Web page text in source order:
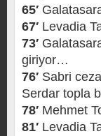
65′
67′ Levadia
73′
giriyor…
76′ Sabri
Serdar topla
78′ Mehmet
81′ Levadia